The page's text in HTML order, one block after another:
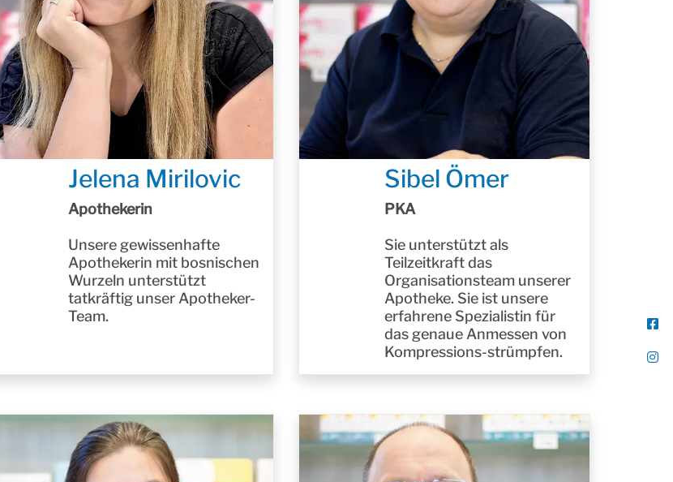
Jelena Mirilovic
Apothekerin
Unsere gewissenhafte
Apothekerin mit bosnischen
Wurzeln unterstützt
tatkräftig unser Apotheker-
Team.
Sibel Ömer
PKA
Sie unterstützt als
Teilzeitkraft das
Organisationsteam unserer
Apotheke. Sie ist unsere
erfahrene Spezialistin für
das genaue Anmessen von
Kompressions-strümpfen.